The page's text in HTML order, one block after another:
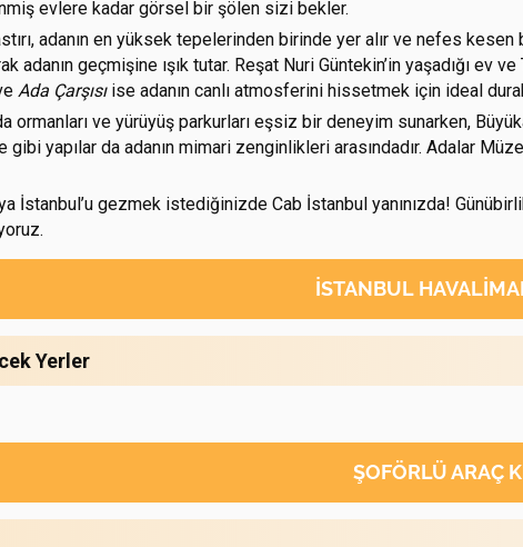
evlere kadar görsel bir şölen sizi bekler.
adanın en yüksek tepelerinden birinde yer alır ve nefes
adanın geçmişine ışık tutar. Reşat Nuri Güntekin’in yaşadığı ev
Ada Çarşısıise adanın canlı atmosferini hissetmek için ideal
ormanları ve yürüyüş parkurları eşsiz bir deneyim sunarken,
gibi yapılar da adanın mimari zenginlikleri arasındadır. Adalar
İstanbul’u gezmek istediğinizde Cab İstanbul yanınızda!
İSTANBUL
Yerler
ŞOFÖRLÜ ARAÇ